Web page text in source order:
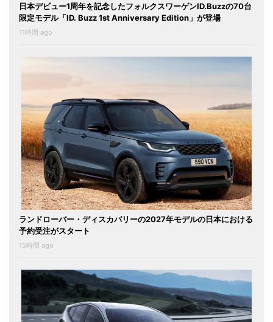
日本デビュー1周年を記念したフォルクスワーゲンID.Buzzの70台
限定モデル「ID. Buzz 1st Anniversary Edition」が登場
11時間 ago
ランドローバー・ディスカバリーの2027年モデルの日本における
予約受注がスタート
15時間 ago